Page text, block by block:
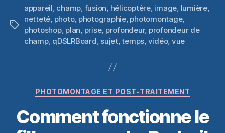
Étiquettes
appareil, champ, fusion, hélicoptère, image, lumière,
netteté, photo, photographie, photomontage,
photoshop, plan, prise, profondeur, profondeur de
champ, qDSLRBoard, sujet,temps, vidéo, vue
Catégories
PHOTOMONTAGE ET POST-TRAITEMENT
Comment fonctionne le